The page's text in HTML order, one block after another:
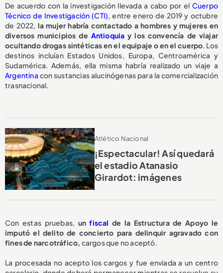
De acuerdo con la investigación llevada a cabo por el Cuerpo
Técnico de Investigación (CTI), entre enero de 2019 y octubre
de 2022, la mujer habría contactado a hombres y mujeres en
diversos municipios de Antioquia y los convencía de viajar
ocultando drogas sintéticas en el equipaje o en el cuerpo. Los
destinos incluían Estados Unidos, Europa, Centroamérica y
Sudamérica. Además, ella misma habría realizado un viaje a
Argentina con sustancias alucinógenas para la comercialización
trasnacional.
Atlético Nacional
¡Espectacular! Así quedará
el estadio Atanasio
Girardot: imágenes
Con estas pruebas, unfiscalde la Estructura de Apoyo le
imputó el delito de concierto para delinquir agravado con
fines de narcotráfico, cargos que no aceptó.
La procesada no acepto los cargos y fue enviada a un centro